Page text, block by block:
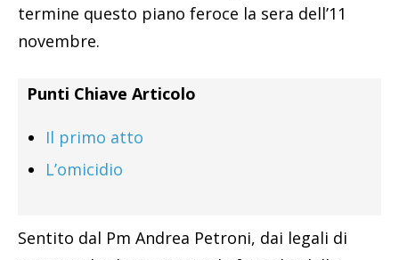
termine questo piano feroce la sera dell’11
novembre.
Punti Chiave Articolo
Il primo atto
L’omicidio
Sentito dal Pm Andrea Petroni, dai legali di